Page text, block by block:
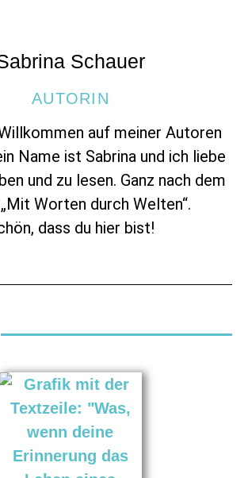
Schauer
AUTORIN
auf meiner Autoren
Name ist Sabrina und ich liebe
und zu lesen. Ganz nach dem
Worten durch Welten“.
dass du hier bist!